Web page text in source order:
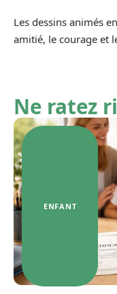
Les dessins animés
amitié, le courage et
Ne ratez
ENFANT